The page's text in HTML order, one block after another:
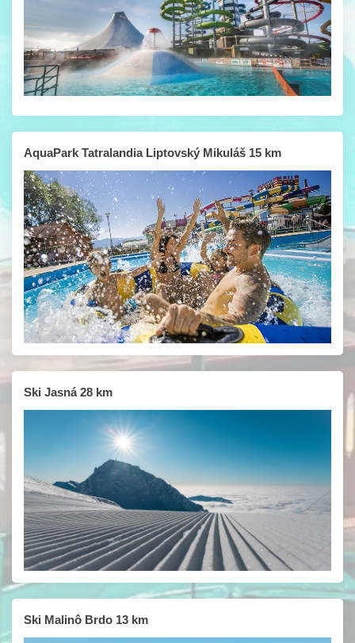
AquaPark Tatralandia Liptovský Mikuláš 15 km
Ski Jasná 28 km
Ski Malinô Brdo 13 km